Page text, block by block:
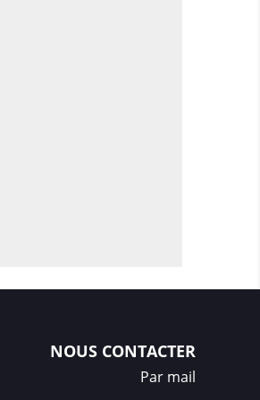
NOUS CONTACTER
Par mail